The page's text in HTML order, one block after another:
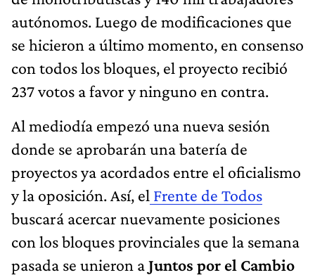
autónomos. Luego de modificaciones que
se hicieron a último momento, en consenso
con todos los bloques, el proyecto recibió
237 votos a favor y ninguno en contra.
Al mediodía empezó una nueva sesión
donde se aprobarán una batería de
proyectos ya acordados entre el oficialismo
y la oposición. Así, el Frente de Todos
buscará acercar nuevamente posiciones
con los bloques provinciales que la semana
pasada se unieron aJuntos por el Cambio